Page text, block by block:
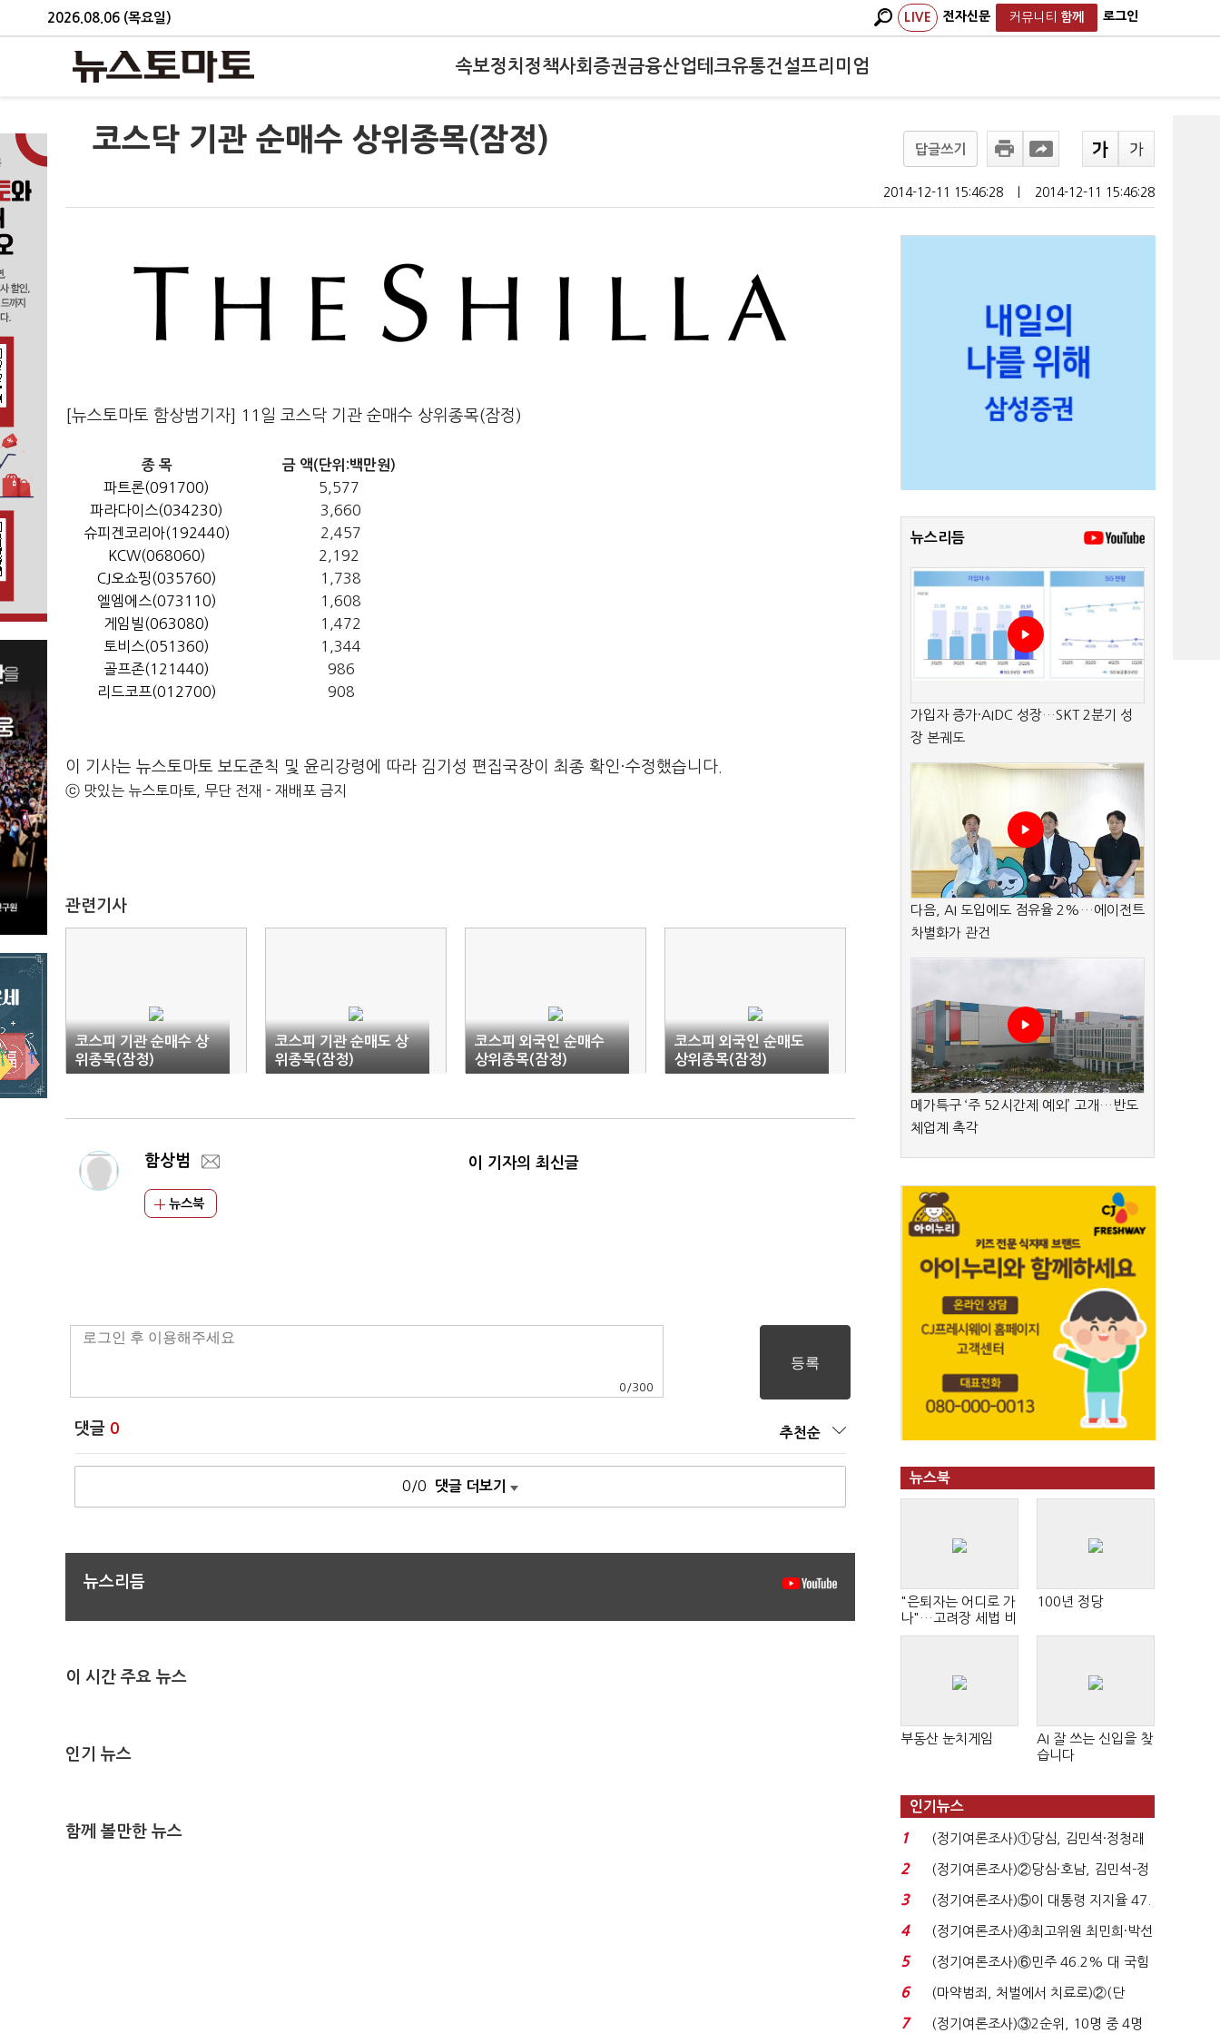
2026.08.06 (목요일) LIVE 전자신문 커뮤니티 함께 로그인
속보정치 정책사회 증권금융산업테크유통건설프리미엄
코스닥 기관 순매수 상위종목(잠정) 답글쓰기
2014-12-11 15:46:28 2014-12-11 15:46:28
[뉴스토마토 함상범기자] 11일 코스닥 기관 순매수 상위종목(잠정)
종 목 금 액(단위:백만원)
파트론(091700)
5,577
파라다이스(034230)
3,660
슈피겐코리아(192440)
2,457
KCW(068060)
2,192
CJ오쇼핑(035760)
1,738
엘엠에스(073110)
1,608
게임빌(063080)
1,472
토비스(051360)
1,344
골프존(121440)
986
리드코프(012700)
908
이 기사는 뉴스토마토 보도준칙 및 윤리강령에 따라 김기성 편집국장이 최종 확인·수정했습니다.
ⓒ 맛있는 뉴스토마토, 무단 전재 - 재배포 금지
관련기사
코스피 기관 순매수 상
위종목(잠정)
코스피 기관 순매도 상
위종목(잠정)
코스피 외국인 순매수
상위종목(잠정)
코스피 외국인 순매도
상위종목(잠정)
함상범
뉴스북
이 기자의 최신글
0 /300
댓글 0 추천순
0/0 댓글 더보기
뉴스리듬
이 시간 주요 뉴스
인기 뉴스
함께 볼만한 뉴스
뉴스리듬
가입자 증가·AIDC 성장…SKT 2분기 성
장 본궤도
다음, AI 도입에도 점유율 2%…에이전트
차별화가 관건
메가특구 ‘주 52시간제 예외’ 고개…반도
체업계 촉각
뉴스북
"은퇴자는 어디로 가
나"…고려장 세법 비
판 확산
100년 정당
부동산 눈치게임
AI 잘 쓰는 신입을 찾
습니다
인기뉴스
1
(정기여론조사)①당심, 김민석·정청래
'초접전'…대통령 ...
2
(정기여론조사)②당심·호남, 김민석-정
청래 '초접전'...
3
(정기여론조사)⑤이 대통령 지지율 47.
7%…일주일 만에 ...
4
(정기여론조사)④최고위원 최민희·박선
원 '양강'…서미...
5
(정기여론조사)⑥민주 46.2% 대 국힘
31.0%…오차범위 밖 ...
6
(마약범죄, 처벌에서 치료로)②(단
독)"마약은 전염병…여성...
7 (정기여론조사)③2순위, 10명 중 4명